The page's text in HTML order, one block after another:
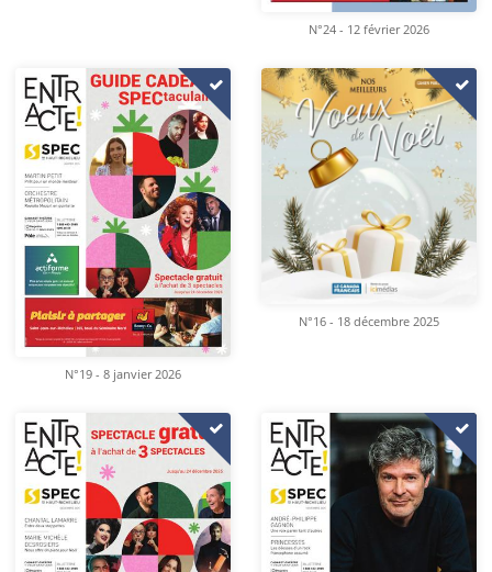
N°24 - 12 février 2026
N°19 - 8 janvier 2026
N°16 - 18 décembre 2025